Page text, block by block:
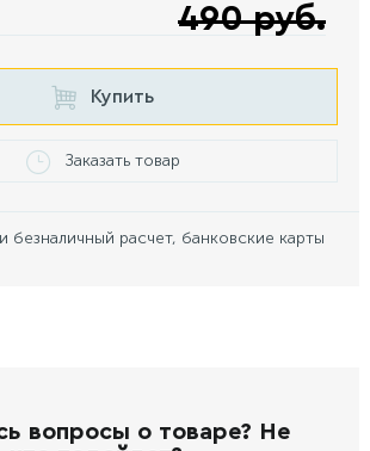
490 руб.
Купить
Заказать товар
безналичный расчет, банковские карты
вопросы о товаре? Не